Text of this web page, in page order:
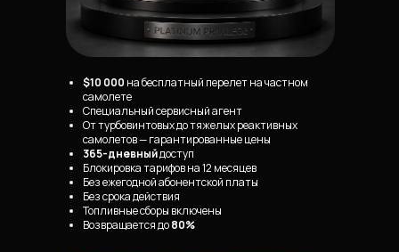
$10 000 на бесплатный перелет на частном
самолете
Специальный сервисный агент
От турбовинтовых до тяжелых реактивных
самолетов — гарантированные цены
365-дневныйдоступ
Блокировка тарифов на 12 месяцев
Без ежегодной абонентской платы
Без срока действия
Топливные сборы включены
Возвращается до80%